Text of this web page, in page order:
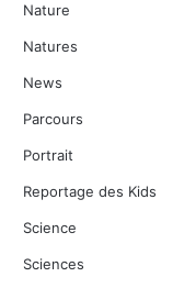
Nature
Natures
News
Parcours
Portrait
Reportage des Kids
Science
Sciences